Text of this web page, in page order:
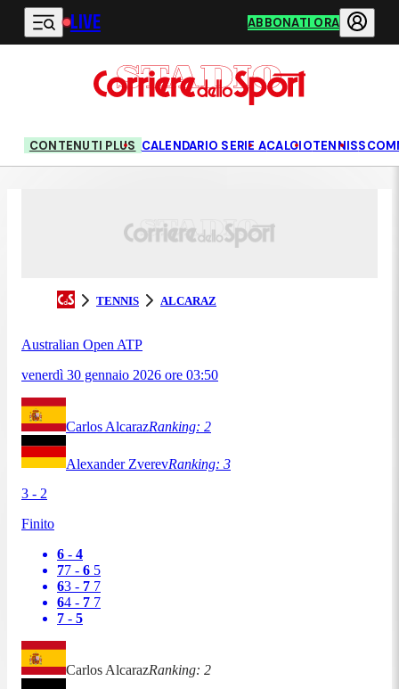
Vai al contenuto principale
LIVE ABBONATI ORA
CONTENUTI PLUS CALENDARIO SERIE ACALCIOTENNIS
TENNIS ALCARAZ
Australian Open ATP
venerdì 30 gennaio 2026 ore 03:50
Carlos AlcarazRanking: 2
Alexander ZverevRanking: 3
3 - 2
Finito
6 - 4
77 - 6 5
63 - 7 7
64 - 7 7
7 - 5
Carlos AlcarazRanking: 2